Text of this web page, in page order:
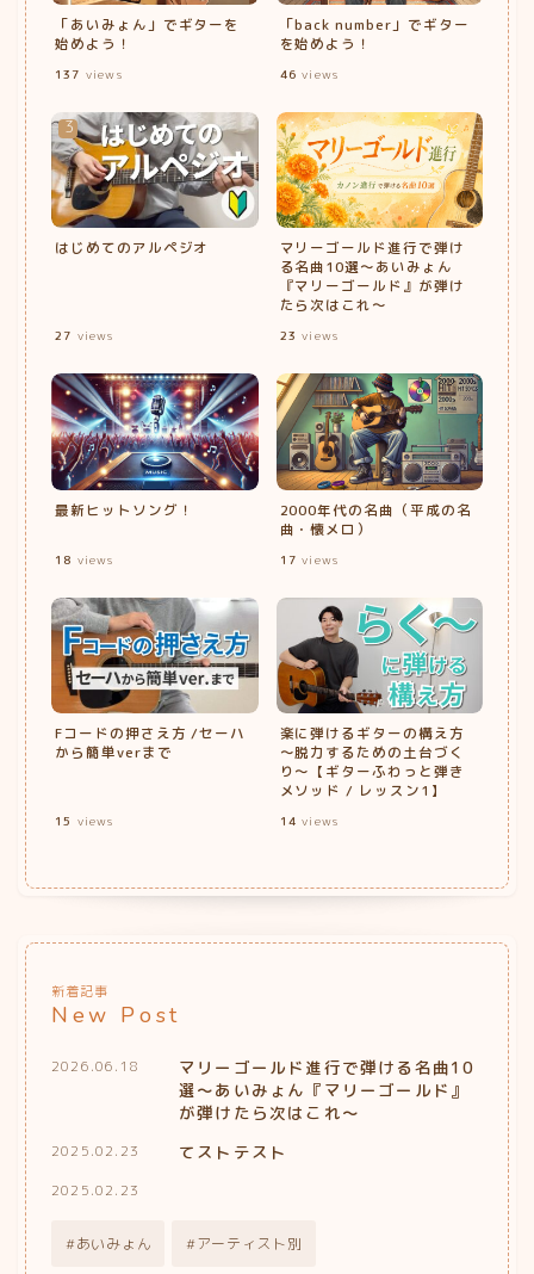
「あいみょん」でギターを
始めよう！
137 views
「back number」でギター
を始めよう！
46 views
はじめてのアルペジオ
27 views
マリーゴールド進行で弾け
る名曲10選〜あいみょん
『マリーゴールド』が弾け
たら次はこれ〜
23 views
最新ヒットソング！
18 views
2000年代の名曲（平成の名
曲・懐メロ）
17 views
Fコードの押さえ方 /セーハ
から簡単verまで
15 views
楽に弾けるギターの構え方
〜脱力するための土台づく
り〜【ギターふわっと弾き
メソッド / レッスン1】
14 views
新着記事
New Post
マリーゴールド進行で弾ける名曲10
選〜あいみょん『マリーゴールド』
が弾けたら次はこれ〜
2026.06.18
てストテスト
2025.02.23
2025.02.23
あいみょん アーティスト別